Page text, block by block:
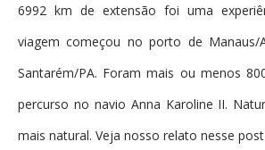
6992 km de extensão foi uma
viagem começou no porto de Manaus/
Santarém/PA. Foram mais ou menos
percurso no navio Anna Karoline II.
mais natural. Veja nosso relato nesse post